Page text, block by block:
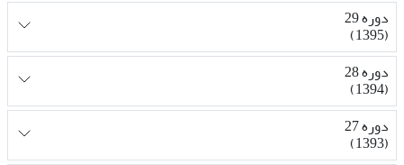
دوره 29
(1395)
دوره 28
(1394)
دوره 27
(1393)